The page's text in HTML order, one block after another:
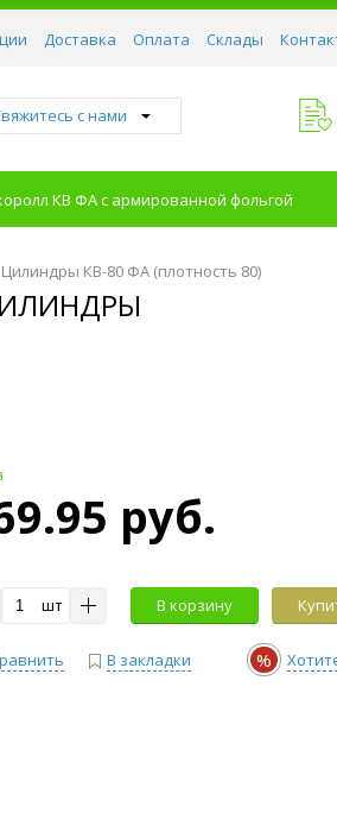
Доставка Оплата Склады
с нами
КВ ФА с армированной фольгой
Цилиндры КВ-80 ФА (плотность 80)
руб.
шт В корзину
В закладки %